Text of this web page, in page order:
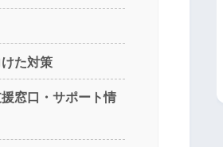
た対策
窓口・サポート情